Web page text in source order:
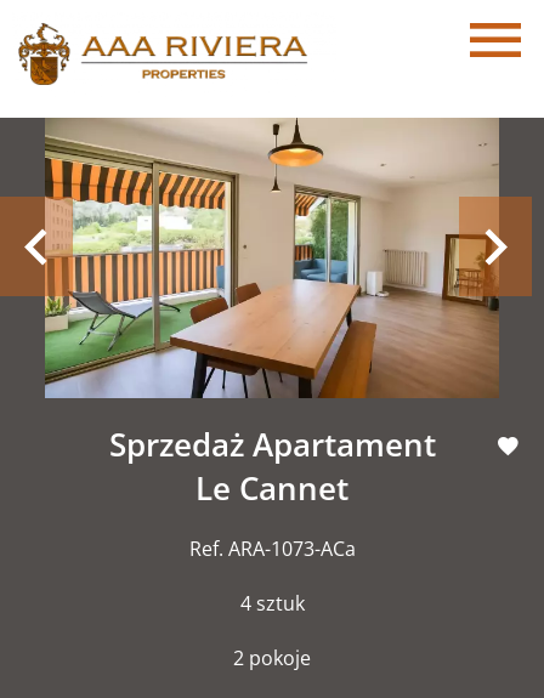
Sprzedaż Apartament
Le Cannet
Ref. ARA-1073-ACa
4 sztuk
2 pokoje